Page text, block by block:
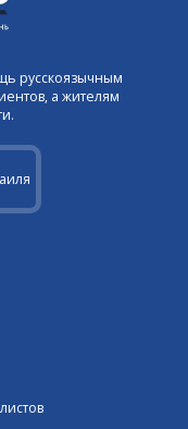
русскоязычным
а жителям